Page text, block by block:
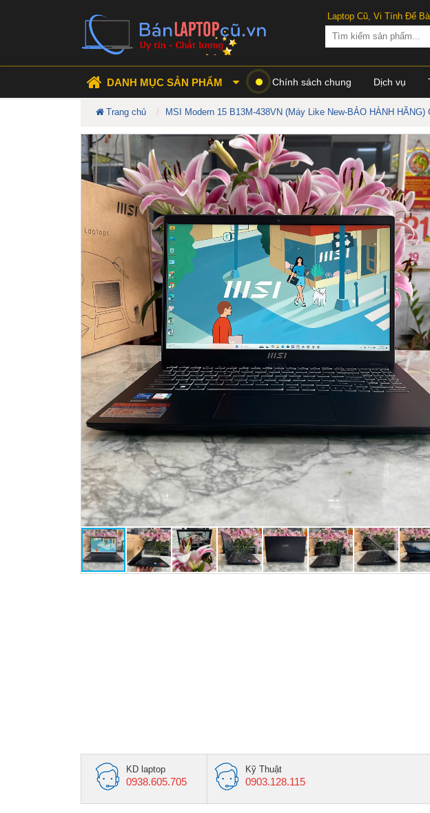
Laptop Cũ, Vi Tính Để
DANH MỤC SẢN PHẨM Chính sách chung Dịch vụ
Trang chủ MSI Modern 15 B13M-438VN (Máy Like New-BẢO HÀNH
KD laptop
0938.605.705
Kỹ Thuật
0903.128.115